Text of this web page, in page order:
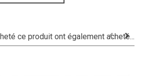
ce produit ont également acheté...